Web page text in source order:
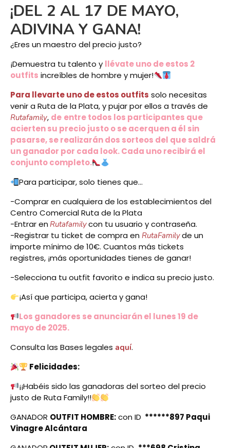
¡DEL 2 AL 17 DE MAYO,
ADIVINA Y GANA!
¿Eres un maestro del precio justo?
¡Demuestra tu talento y llévate uno de estos 2
outfits increíbles de hombre y mujer!
Para llevarte uno de estos outfits solo necesitas
venir a Ruta de la Plata, y pujar por ellos a través de
Rutafamily, de entre todos los participantes que
acierten su precio justo o se acerquen a él sin
pasarse, se realizarán dos sorteos del que saldrá
un ganador por cada look. Cada uno recibirá el
conjunto completo.
Para participar, solo tienes que…
-Comprar en cualquiera de los establecimientos del
Centro Comercial Ruta de la Plata
-Entrar en Rutafamilycon tu usuario y contraseña.
-Registrar tu ticket de compra en RutaFamilyde un
importe mínimo de 10€. Cuantos más tickets
registres, ¡más oportunidades tienes de ganar!
-Selecciona tu outfit favorito e indica su precio justo.
¡Así que participa, acierta y gana!
Los ganadores se anunciarán el lunes 19 de
mayo de 2025.
Consulta las Bases legales aquí.
Felicidades:
¡¡Habéis sido las ganadoras del sorteo del precio
justo de Ruta Family!!
GANADOR OUTFIT HOMBRE:con ID ******897 Paqui
Vinagre Alcántara